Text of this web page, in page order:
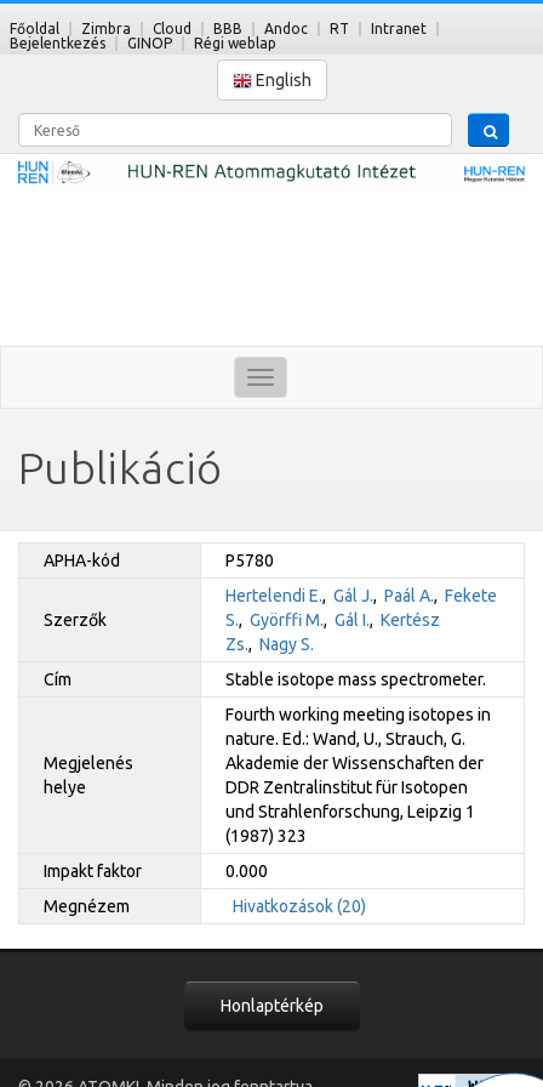
Főoldal Zimbra Cloud BBB Andoc RT
Intranet
Bejelentkezés
GINOP Régi weblap
English
Kereső
Toggle
navigation
Publikáció
APHA-kód P5780
Szerzők
Hertelendi E., Gál J., Paál A., Fekete
S., Györffi M., Gál I., Kertész
Zs., Nagy S.
Cím
Stable isotope mass spectrometer.
Megjelenés
helye
Fourth working meeting isotopes in
nature. Ed.: Wand, U., Strauch, G.
Akademie der Wissenschaften der
DDR Zentralinstitut für Isotopen
und Strahlenforschung, Leipzig 1
(1987) 323
Impakt faktor
0.000
Megnézem
Hivatkozások (20)
Honlaptérkép